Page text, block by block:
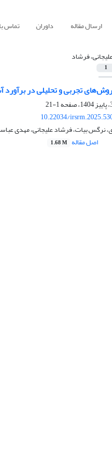
ارسال مقاله داوران تماس
فرشاد
1
تجربی و تحلیلی در
1-21
10.22034/
نرگس بیات، فرشاد علیجانی، مهدی
اصل مقاله 1.68 M